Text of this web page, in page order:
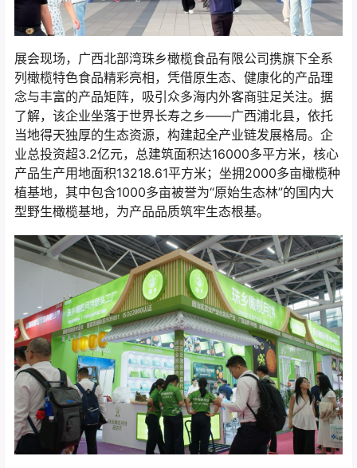
展会现场，广西北部湾珠乡橄榄食品有限公司携旗下全系
列橄榄特色食品精彩亮相，凭借原生态、健康化的产品理
念与丰富的产品矩阵，吸引众多海内外客商驻足关注。据
了解，该企业坐落于世界长寿之乡——广西浦北县，依托
当地得天独厚的生态资源，构建起全产业链发展格局。企
业总投资超3.2亿元，总建筑面积达16000多平方米，核心
产品生产用地面积13218.61平方米；坐拥2000多亩橄榄种
植基地，其中包含1000多亩被誉为“原始生态林”的国内大
型野生橄榄基地，为产品品质筑牢生态根基。